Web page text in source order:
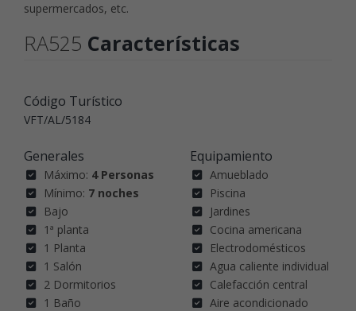
supermercados, etc.
RA525 Características
Código Turístico
VFT/AL/5184
Generales
Máximo: 4 Personas
Mínimo: 7 noches
Bajo
1ª planta
1 Planta
1 Salón
2 Dormitorios
1 Baño
Equipamiento
Amueblado
Piscina
Jardines
Cocina americana
Electrodomésticos
Agua caliente individual
Calefacción central
Aire acondicionado